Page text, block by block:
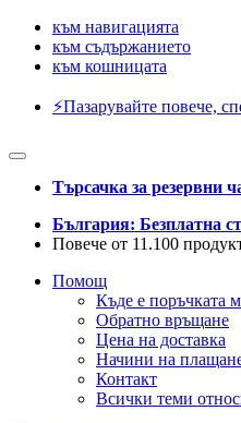
към навигацията
към съдържанието
към кошницата
⚡️Пазарувайте повече,
Търсачка за резервни
България: Безплатна
Повече от 11.100
Помощ
Къде е поръчката
Обратно връщане
Цена на доставка
Начини на
Контакт
Всички теми